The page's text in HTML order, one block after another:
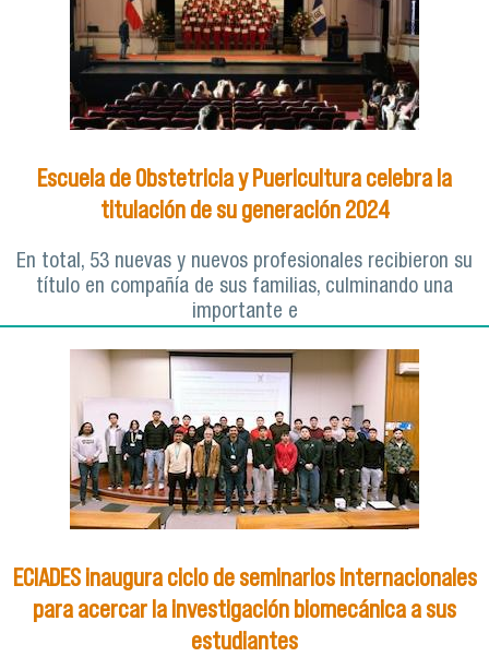
Escuela de Obstetricia y Puericultura celebra la
titulación de su generación 2024
En total, 53 nuevas y nuevos profesionales recibieron su
título en compañía de sus familias, culminando una
importante e
ECIADES inaugura ciclo de seminarios internacionales
para acercar la investigación biomecánica a sus
estudiantes